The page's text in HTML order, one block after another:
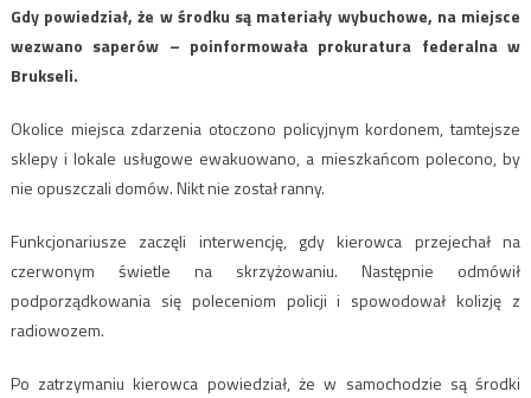
Gdy powiedział, że w środku są materiały wybuchowe, na miejsce
wezwano saperów – poinformowała prokuratura federalna w
Brukseli.
Okolice miejsca zdarzenia otoczono policyjnym kordonem, tamtejsze
sklepy i lokale usługowe ewakuowano, a mieszkańcom polecono, by
nie opuszczali domów. Nikt nie został ranny.
Funkcjonariusze zaczęli interwencję, gdy kierowca przejechał na
czerwonym świetle na skrzyżowaniu. Następnie odmówił
podporządkowania się poleceniom policji i spowodował kolizję z
radiowozem.
Po zatrzymaniu kierowca powiedział, że w samochodzie są środki